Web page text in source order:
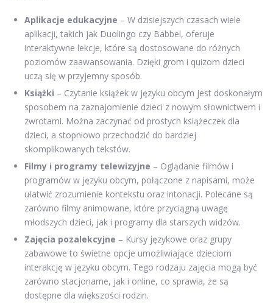
Aplikacje edukacyjne – W dzisiejszych czasach wiele
aplikacji, takich jak Duolingo czy Babbel, oferuje
interaktywne lekcje, które są dostosowane do różnych
poziomów zaawansowania. Dzięki grom i quizom dzieci
uczą się w przyjemny sposób.
Książki – Czytanie książek w języku obcym jest doskonałym
sposobem na zaznajomienie dzieci z nowym słownictwem i
zwrotami. Można zaczynać od prostych książeczek dla
dzieci, a stopniowo przechodzić do bardziej
skomplikowanych tekstów.
Filmy i programy telewizyjne – Oglądanie filmów i
programów w języku obcym, połączone z napisami, może
ułatwić zrozumienie kontekstu oraz intonacji. Polecane są
zarówno filmy animowane, które przyciągną uwagę
młodszych dzieci, jak i programy dla starszych widzów.
Zajęcia pozalekcyjne – Kursy językowe oraz grupy
zabawowe to świetne opcje umożliwiające dzieciom
interakcję w języku obcym. Tego rodzaju zajęcia mogą być
zarówno stacjonarne, jak i online, co sprawia, że są
dostępne dla większości rodzin.